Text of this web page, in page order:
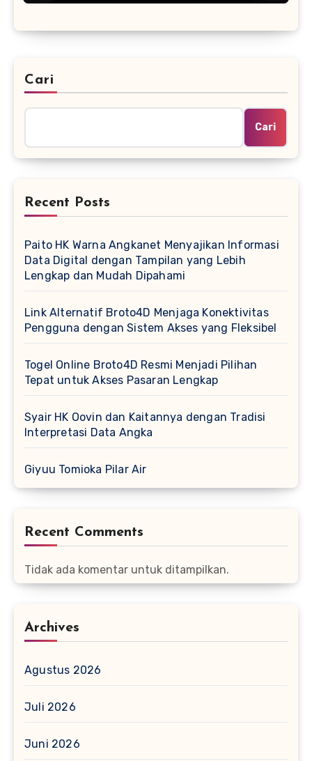
Cari
Cari
Recent Posts
Paito HK Warna Angkanet Menyajikan Informasi
Data Digital dengan Tampilan yang Lebih
Lengkap dan Mudah Dipahami
Link Alternatif Broto4D Menjaga Konektivitas
Pengguna dengan Sistem Akses yang Fleksibel
Togel Online Broto4D Resmi Menjadi Pilihan
Tepat untuk Akses Pasaran Lengkap
Syair HK Oovin dan Kaitannya dengan Tradisi
Interpretasi Data Angka
Giyuu Tomioka Pilar Air
Recent Comments
Tidak ada komentar untuk ditampilkan.
Archives
Agustus 2026
Juli 2026
Juni 2026